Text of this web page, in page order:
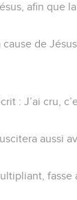
afin que
de
: J’ai cru,
aussi
fasse